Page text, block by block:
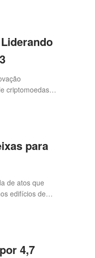
reflete o
criptomoedas e
Tdasx tem se
ao
para
de atos que
edifícios de
4,7